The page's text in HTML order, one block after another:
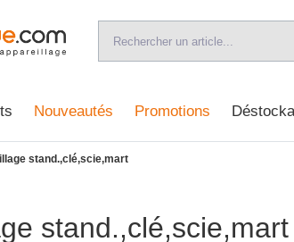
Nouveautés Promotions
stand.,clé,scie,mart
stand.,clé,scie,mart